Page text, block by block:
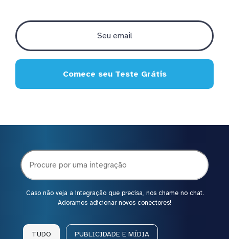
Comece seu Teste Grátis
Caso não veja a integração que precisa, nos chame no chat.
Adoramos adicionar novos conectores!
TUDO PUBLICIDADE E MÍDIA